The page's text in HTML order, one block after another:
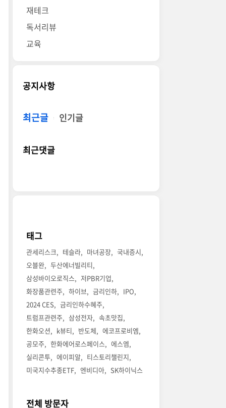
재테크
독서리뷰
교육
공지사항
최근글 인기글
최근댓글
태그
관세리스크 테슬라 마녀공장
국내증시
오블완
두산에너빌리티
삼성바이오로직스
저PBR기업
화장품관련주
하이브 금리인하
IPO
2024 CES
금리인하수혜주
트럼프관련주
삼성전자
속초맛집
한화오션
k뷰티 반도체
에코프로비엠
공모주
한화에어로스페이스
에스엠
실리콘투
에이피알
티스토리챌린지
미국지수추종ETF
엔비디아 SK하이닉스
전체 방문자